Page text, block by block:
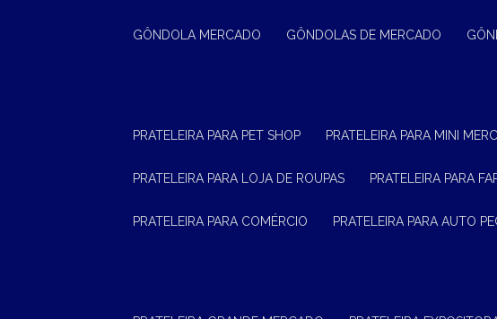
GÔNDOLA MERCADO GÔNDOLAS DE MERCADO
PRATELEIRA PARA PET SHOP PRATELEIRA PARA MINI
PRATELEIRA PARA LOJA DE ROUPAS PRATELEIRA PARA
PRATELEIRA PARA COMÉRCIO PRATELEIRA PARA AUTO